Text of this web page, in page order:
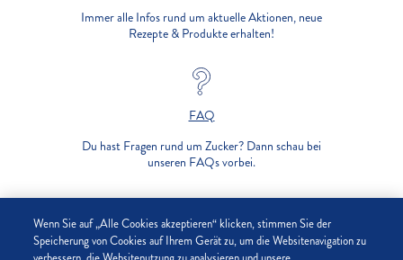
Immer alle Infos rund um aktuelle Aktionen, neue
Rezepte & Produkte erhalten!
FAQ
Du hast Fragen rund um Zucker? Dann schau bei
unseren FAQs vorbei.
UNTERNEHMEN
Wenn Sie auf „Alle Cookies akzeptieren“ klicken, stimmen Sie der
Speicherung von Cookies auf Ihrem Gerät zu, um die Websitenavigation zu